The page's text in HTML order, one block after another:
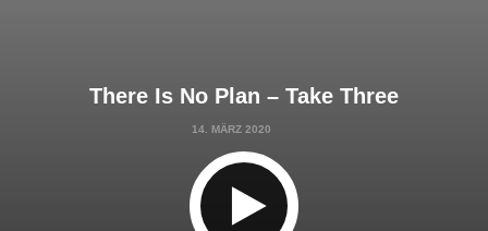
There Is No Plan – Take Three
14. MÄRZ 2020